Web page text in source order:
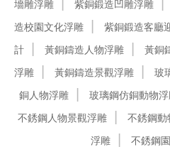
墻雕浮雕
紫銅鍛造凹雕浮雕
造校園文化浮雕
紫銅鍛造客廳
計
黃銅鑄造人物浮雕 黃銅
浮雕
黃銅鑄造景觀浮雕 玻
銅人物浮雕
玻璃鋼仿銅動物
不銹鋼人物景觀浮雕
不銹鋼動
浮雕
不銹鋼